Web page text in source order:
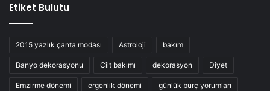
Etiket Bulutu
2015 yazlık çanta modası Astroloji bakım
Banyo dekorasyonu Cilt bakımı dekorasyon Diyet
Emzirme dönemi ergenlik dönemi günlük burç yorumları